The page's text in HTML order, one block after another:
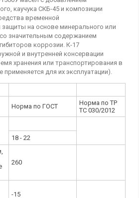
каучука СКБ-45 и композиции
временной
на основе минерального или
значительным содержанием
коррозии. К-17
и внутренней консервации
хранения или транспортирования в
применяется для их эксплуатации).
Норма по ГОСТ
Норма по ТР
ТС 030/2012
18 - 22
260
-15